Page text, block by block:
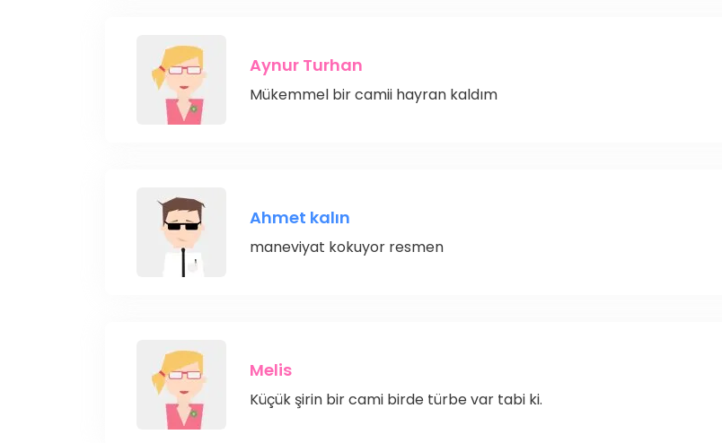
Aynur Turhan
Mükemmel bir camii hayran kaldım
Ahmet kalın
maneviyat kokuyor resmen
Melis
Küçük şirin bir cami birde türbe var tabi ki.